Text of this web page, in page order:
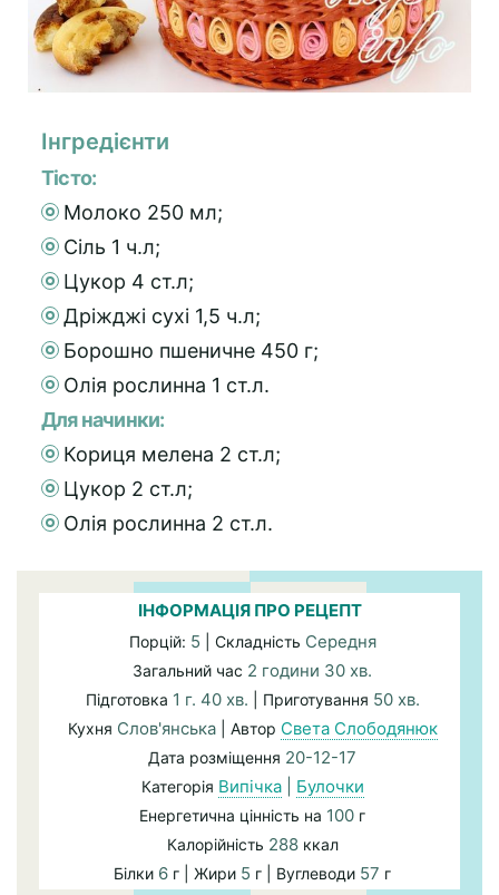
Інгредієнти
Тісто:
Молоко 250 мл;
Сіль 1 ч.л;
Цукор 4 ст.л;
Дріжджі сухі 1,5 ч.л;
Борошно пшеничне 450 г;
Олія рослинна 1 ст.л.
Для начинки:
Кориця мелена 2 ст.л;
Цукор 2 ст.л;
Олія рослинна 2 ст.л.
ІНФОРМАЦІЯ ПРО РЕЦЕПТ
Порцій: 5 | Складність Середня
Загальний час 2 години 30 хв.
Підготовка 1 г. 40 хв. | Приготування 50 хв.
Кухня Слов'янська| Автор Света Слободянюк
Дата розміщення 20-12-17
Категорія Випічка| Булочки
Енергетична цінність на 100 г
Калорійність 288ккал
Білки 6 г | Жири 5 г | Вуглеводи 57 г